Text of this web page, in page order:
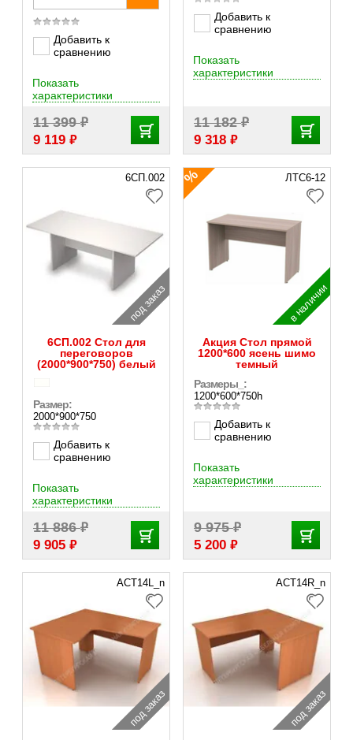
Добавить к
сравнению
11 399₽
9 119 ₽
Показать
характеристики
Добавить к
сравнению
11 182₽
9 318 ₽
Показать
характеристики
6СП.002
под заказ
6СП.002 Стол для
переговоров
(2000*900*750) белый
Размер:
2000*900*750
Добавить к
сравнению
11 886₽
9 905 ₽
Показать
характеристики
ЛТС6-12
в наличии
Акция Стол прямой
1200*600 ясень шимо
темный
Размеры_:
1200*600*750h
Добавить к
сравнению
9 975₽
5 200 ₽
Показать
характеристики
АСТ14L_n
под заказ
АСТ14R_n
под заказ